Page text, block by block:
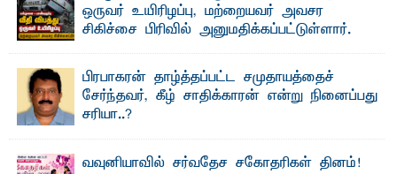
ஒருவர் உயிரிழப்பு, மற்றையவர் அவசர
சிகிச்சை பிரிவில் அனுமதிக்கப்பட்டுள்ளார்.
பாண்டிருப்பு ...பிரபாகரன் தாழ்த்தப்பட்ட சமுதாயத்தைச்
சேர்ந்தவர், கீழ் சாதிக்காரன் என்று நினைப்பது
சரியா..?
வவுனியாவில் சர்வதேச சகோதரிகள் தினம்!